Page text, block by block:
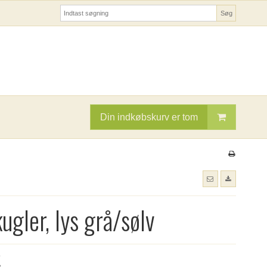
Søg
Din indkøbskurv er tom
lys grå/sølv